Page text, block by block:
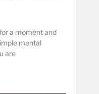
a moment and
mental
are